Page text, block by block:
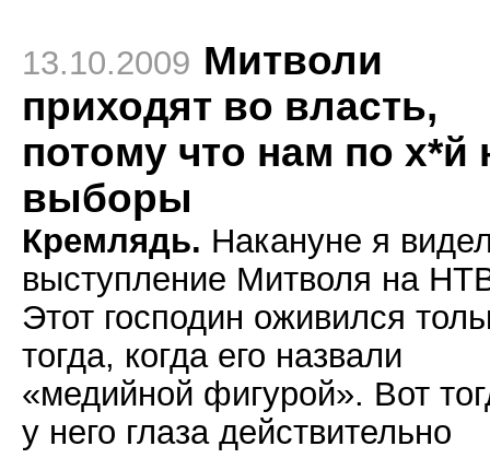
13.10.2009 Митволи
приходят во власть,
потому что нам по х*й
выборы
Кремлядь. Накануне я
выступление Митволя на
Этот господин оживился
тогда, когда его назвали
«медийной фигурой». Вот
у него глаза действительно